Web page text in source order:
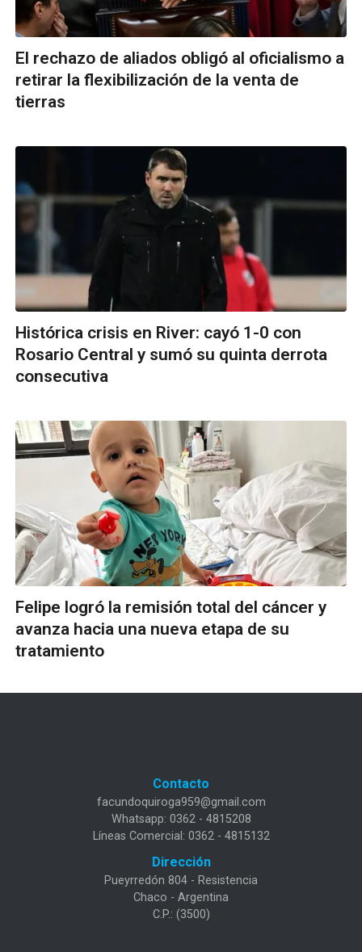
El rechazo de aliados obligó al oficialismo a
retirar la flexibilización de la venta de
tierras
Histórica crisis en River: cayó 1-0 con
Rosario Central y sumó su quinta derrota
consecutiva
Felipe logró la remisión total del cáncer y
avanza hacia una nueva etapa de su
tratamiento
Contacto
facundoquiroga959@gmail.com
Whatsapp: 0362 - 4815208
Líneas Comercial: 0362 - 4815132
Dirección
Pueyrredón 804 - Resistencia
Chaco - Argentina
C.P.: (3500)